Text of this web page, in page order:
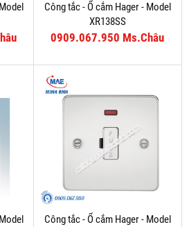
Công tắc - Ổ cắm Hager - Model
XR138SS
0909.067.950 Ms.Châu
Công tắc - Ổ cắm Hager - Model